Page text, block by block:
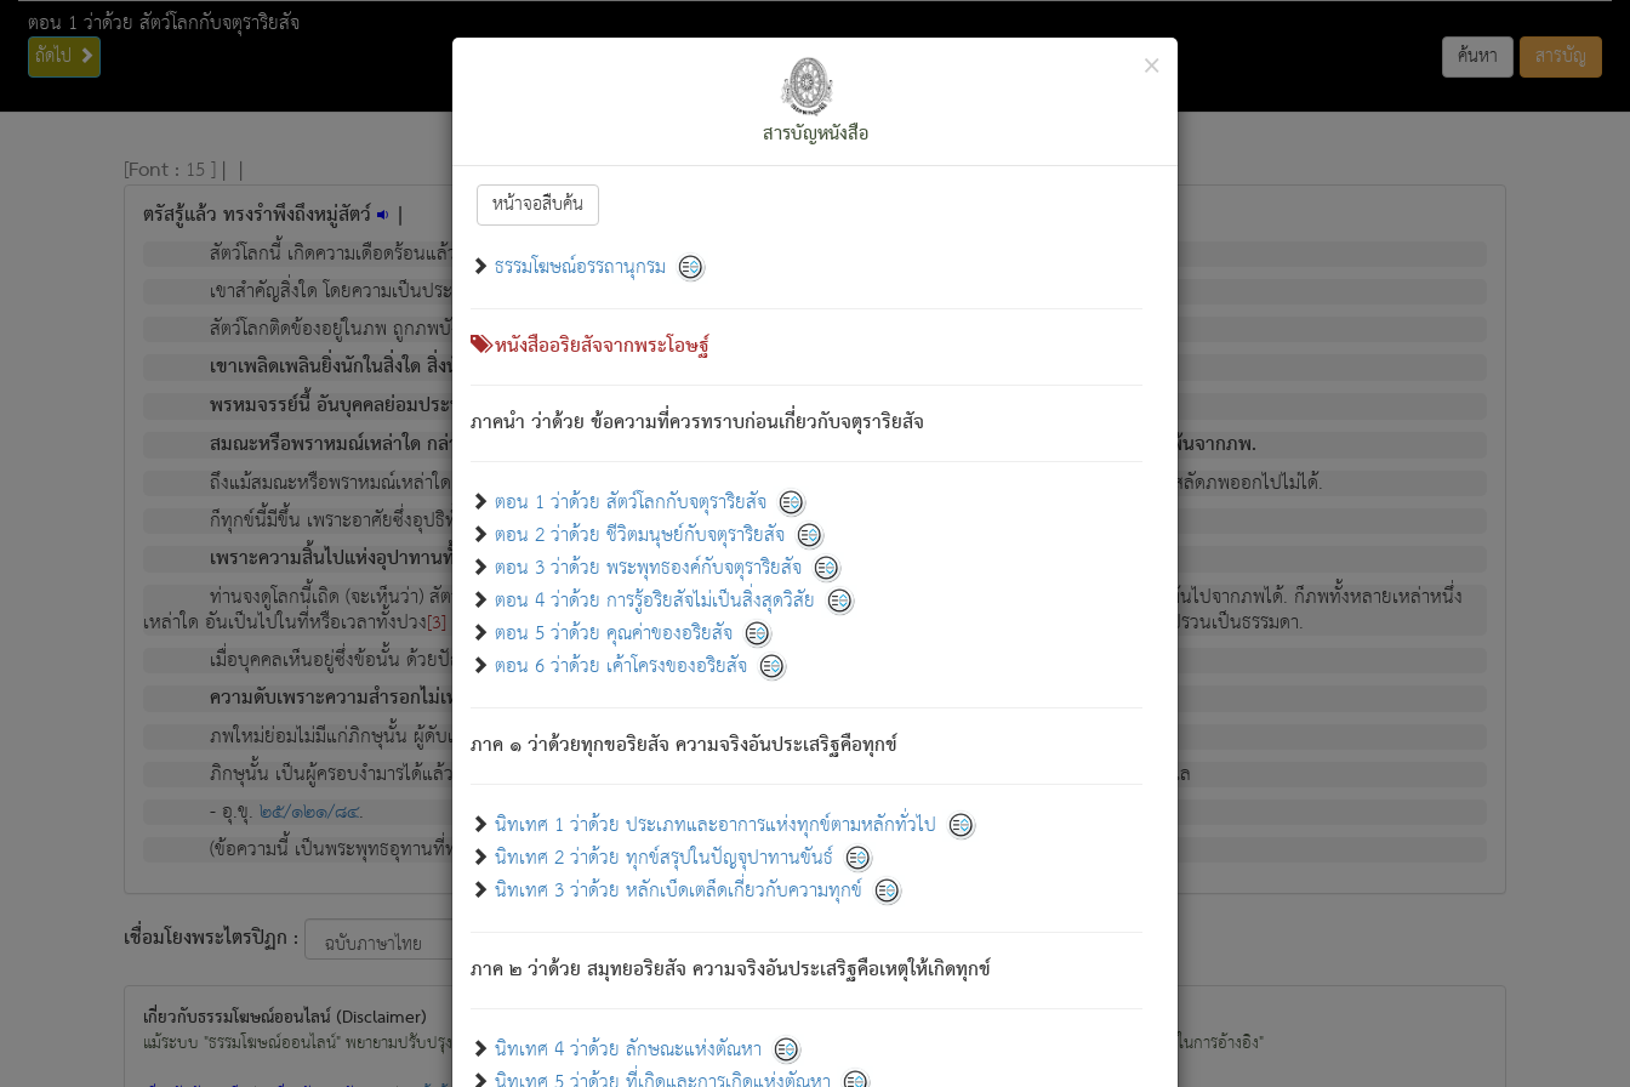
ตอน 1 ว่าด้วย สัตว์โลกกับจตุราริยสัจ
ถัดไป ค้นหา สารบัญ
×
สารบัญหนังสือ
หน้าจอสืบค้น
ธรรมโฆษณ์อรรถานุกรม
หนังสืออริยสัจจากพระโอษฐ์
ภาคนำ ว่าด้วย ข้อความที่ควรทราบก่อนเกี่ยวกับจตุราริยสัจ
ตอน 1 ว่าด้วย สัตว์โลกกับจตุราริยสัจ
ตอน 2 ว่าด้วย ชีวิตมนุษย์กับจตุราริยสัจ
ตอน 3 ว่าด้วย พระพุทธองค์กับจตุราริยสัจ
ตอน 4 ว่าด้วย การรู้อริยสัจไม่เป็นสิ่งสุดวิสัย
ตอน 5 ว่าด้วย คุณค่าของอริยสัจ
ตอน 6 ว่าด้วย เค้าโครงของอริยสัจ
ภาค ๑ ว่าด้วยทุกขอริยสัจ ความจริงอันประเสริฐคือทุกข์
นิทเทศ 1 ว่าด้วย ประเภทและอาการแห่งทุกข์ตามหลักทั่วไป
นิทเทศ 2 ว่าด้วย ทุกข์สรุปในปัญจุปาทานขันธ์
นิทเทศ 3 ว่าด้วย หลักเบ็ดเตล็ดเกี่ยวกับความทุกข์
ภาค ๒ ว่าด้วย สมุทยอริยสัจ ความจริงอันประเสริฐคือเหตุให้เกิดทุกข์
นิทเทศ 4 ว่าด้วย ลักษณะแห่งตัณหา
[Font : 15 ] | |
ตรัสรู้แล้ว ทรงรำพึงถึงหมู่สัตว์ |
สัตว์โลกนี้ เกิดความเดือดร้อนแล้ว มีผัสสะบังหน้า[1]ย่อมกล่าวซึ่งโรค (ความเสียดแทง) นั้นโดยความเป็นตัวเป็นตน
เขาสำคัญสิ่งใด โดยความเป็นประการใด แต่สิ่งนั้นย่อมเป็น (ตามที่เป็นจริง) โดยประการอื่นจากที่เขาสำคัญนั้น
สัตว์โลกติดข้องอยู่ในภพ ถูกภพบังหน้าแล้ว มีภพโดยความเป็นอย่างอื่น (จากที่มันเป็นอยู่จริง) จึงได้เพลิดเพลินยิ่งนักในภพนั้น
เขาเพลิดเพลินยิ่งนักในสิ่งใด สิ่งนั้นเป็นภัย (ที่เขาไม่รู้จัก) : เขากลัวต่อสิ่งใดสิ่งนั้นเป็นทุกข์
พรหมจรรย์นี้ อันบุคคลย่อมประพฤติ ก็เพื่อการละขาดซึ่งภพ.
สมณะหรือพราหมณ์เหล่าใด กล่าวความหลุดพ้นจากภพว่ามีได้เพราะภพ เรากล่าวว่า สมณะหรือพราหมณ์ทั้งปวงนั้น มิใช่ผู้หลดพ้นจากภพ.
ถึงแม้สมณะหรือพราหมณ์เหล่าใด กล่าวความออกไปได้จากภพ ว่ามีได้เพราะวิภพ[2]
: เรากล่าวว่า สมณะหรือพราหมณ์ทั้งปวงนั้น ก็ยังสลัดภพออกไปไม่ได้.
ก็ทุกข์นี้มีขึ้น เพราะอาศัยซึ่งอุปธิทั้งปวง.
เพราะความสิ้นไปแห่งอุปาทานทั้งปวง ความเกิดขึ้นแห่งทุกข์จึงไม่มี.
ท่านจงดูโลกนี้เถิด (จะเห็นว่า) สัตว์ทั้งหลายอันอวิชาหนาแน่นบังหนาแล้ว; และว่า สัตว์ผู้ยินดีในภพอันเป็นแล้วนั้น ย่อมไม่เป็นผู้หลุดพ้นไปจากภพได้. ก็ภพทั้งหลายเหล่าหนึ่ง
เหล่าใด อันเป็นไปในที่หรือเวลาทั้งปวง[3] เพื่อความมีแห่งประโยชน์โดยประการทั้งปวง; ภพทั้งหลายทั้งหมดนั้น ไม่เที่ยง เป็นทุกข์ มีความแปรปรวนเป็นธรรมดา.
เมื่อบุคคลเห็นอยู่ซึ่งข้อนั้น ด้วยปัญญาอันชอบตามที่เป็นจริงอย่างนี้อยู่; เขาย่อมละภวตัณหาได้ และไม่เพลิดเพลินวิภวตัณหาด้วย.
ความดับเพราะความสำรอกไม่เหลือ (แห่งภพทั้งหลาย) เพราะความสิ้นไปแห่งตัณหาโดยประการทั้งปวง นั้นคือนิพพาน.
ภพใหม่ย่อมไม่มีแก่ภิกษุนั้น ผู้ดับเย็นสนิทแล้ว เพราะไม่มีความยึดมั่น
ภิกษุนั้น เป็นผู้ครอบงำมารได้แล้ว ชนะสงครามแล้ว ก้าวล่วงภพทั้งหลายทั้งปวงได้แล้ว เป็นผู้คงที่ (คือไม่เปลี่ยนแปลงอีกต่อไป). ดังนี้แล
- อุ.ขุ.๒๕/๑๒๑/๘๔.
(ข้อความนี้ เป็นพระพุทธอุทานที่ทรงเปล่งออก ที่โคนต้นโพธิ์เป็นที่ตรัสรู้ เมื่อตรัสรู้แล้วได้ 7 วัน)
เชื่อมโยงพระไตรปิฏก :
เกี่ยวกับธรรมโฆษณ์ออนไลน์ (Disclaimer)
แม้ระบบ "ธรรมโฆษณ์ออนไลน์" พยายามปรับปรุงข้อมูลให้ถูกต้องมากที่สุด ผู้ศึกษาก็พึงตรวจสอบกับตัวเล่มหนังสือต้นฉบับ ที่มีการพิมพ์ครั้งล่าสุด ก่อนนำข้อมูลไปใช้ในการอ้างอิง"